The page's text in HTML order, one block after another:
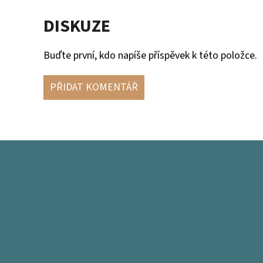
DISKUZE
Buďte první, kdo napíše příspěvek k této položce.
PŘIDAT KOMENTÁŘ